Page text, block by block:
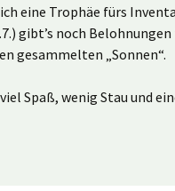
eine Trophäe fürs
gibt’s noch Belohnungen
gesammelten „Sonnen“.
Spaß, wenig Stau und